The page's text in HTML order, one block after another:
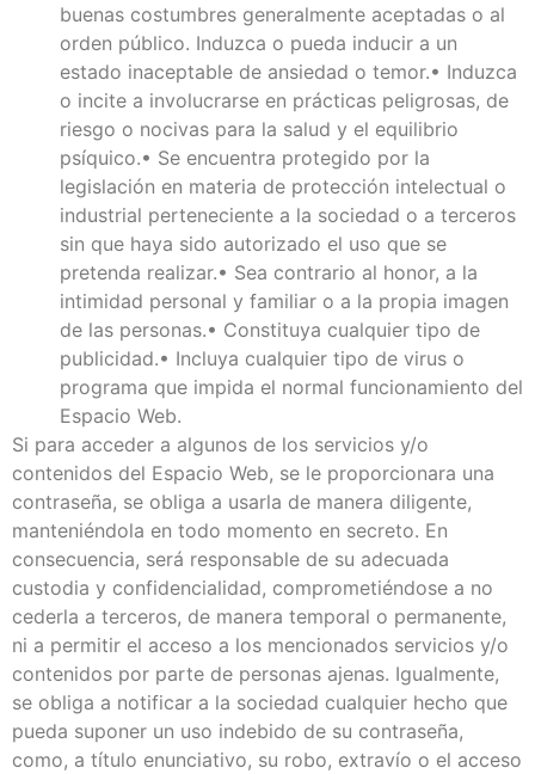
buenas costumbres generalmente aceptadas o al
orden público. Induzca o pueda inducir a un
estado inaceptable de ansiedad o temor.• Induzca
o incite a involucrarse en prácticas peligrosas, de
riesgo o nocivas para la salud y el equilibrio
psíquico.• Se encuentra protegido por la
legislación en materia de protección intelectual o
industrial perteneciente a la sociedad o a terceros
sin que haya sido autorizado el uso que se
pretenda realizar.• Sea contrario al honor, a la
intimidad personal y familiar o a la propia imagen
de las personas.• Constituya cualquier tipo de
publicidad.• Incluya cualquier tipo de virus o
programa que impida el normal funcionamiento del
Espacio Web.
Si para acceder a algunos de los servicios y/o
contenidos del Espacio Web, se le proporcionara una
contraseña, se obliga a usarla de manera diligente,
manteniéndola en todo momento en secreto. En
consecuencia, será responsable de su adecuada
custodia y confidencialidad, comprometiéndose a no
cederla a terceros, de manera temporal o permanente,
ni a permitir el acceso a los mencionados servicios y/o
contenidos por parte de personas ajenas. Igualmente,
se obliga a notificar a la sociedad cualquier hecho que
pueda suponer un uso indebido de su contraseña,
como, a título enunciativo, su robo, extravío o el acceso